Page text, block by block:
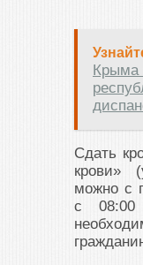
Крыма
Сдать
крови»
можно с
с